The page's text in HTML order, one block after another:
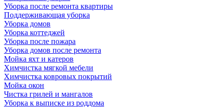
Уборка после ремонта квартиры
Поддерживающая уборка
Уборка домов
Уборка коттеджей
Уборка после пожара
Уборка домов после ремонта
Мойка яхт и катеров
Химчистка мягкой мебели
Химчистка ковровых покрытий
Мойка окон
Чистка грилей и мангалов
Уборка к выписке из роддома